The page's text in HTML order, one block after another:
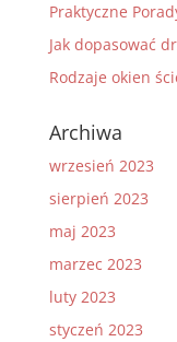
Praktyczne
Jak dopasować
Rodzaje okien
Archiwa
wrzesień 2023
sierpień 2023
maj 2023
marzec 2023
luty 2023
styczeń 2023